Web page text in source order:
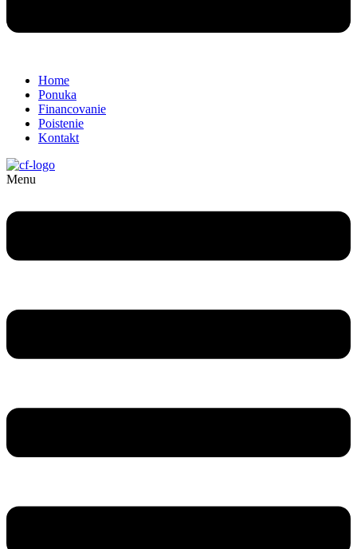
Home
Ponuka
Financovanie
Poistenie
Kontakt
Menu